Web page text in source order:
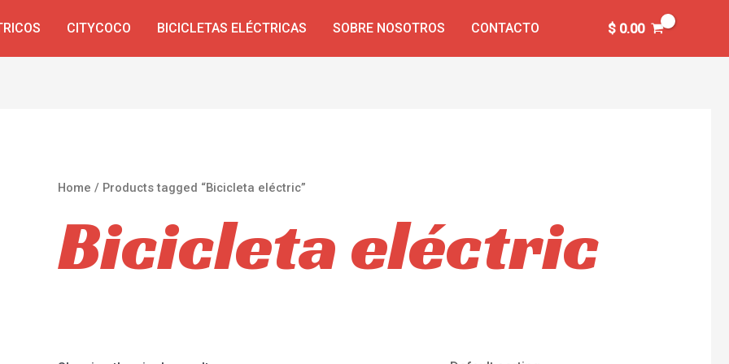
CITYCOCO BICICLETAS ELÉCTRICAS SOBRE NOSOTROS CONTACTO $0.00
Home / Products tagged “Bicicleta eléctric”
Bicicleta eléctric